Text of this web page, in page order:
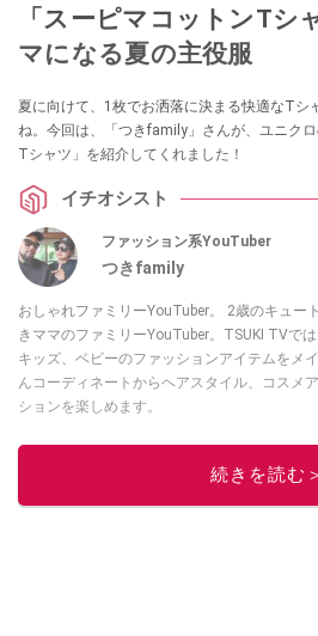
「スーピマコットンTシ
マになる夏の主役服
夏に向けて、1枚でお洒落に決まる快適なTシ
ね。今回は、「つきfamily」さんが、ユニク
Tシャツ」を紹介してくれました！
イチオシスト
ファッション系YouTuber
つきfamily
おしゃれファミリーYouTuber。 2歳のキュートなつき局長と、つきパパ＆つ
きママのファミリーYouTuber。TSUKI TVで
キッズ、ベビーのファッションアイテムをメ
んコーディネートからヘアスタイル、コスメ
ションを楽しめます。
このイチ
続きを読む＞